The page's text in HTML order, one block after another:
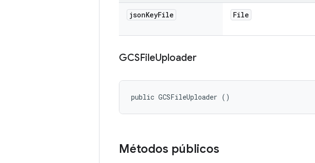
jsonKeyFile File
GCSFileUploader
public GCSFileUploader ()
Métodos públicos